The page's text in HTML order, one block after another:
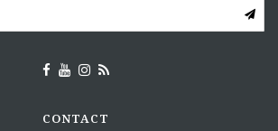
CONTACT